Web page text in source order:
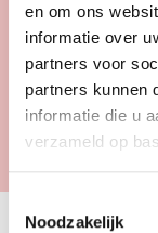
en om ons
informatie over
partners voor
partners kunnen
informatie die u
verzameld op
Noodzakelijk